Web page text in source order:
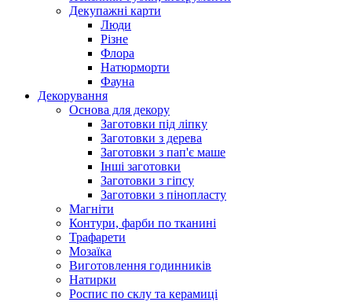
Декупажні карти
Люди
Різне
Флора
Натюрморти
Фауна
Декорування
Основа для декору
Заготовки під ліпку
Заготовки з дерева
Заготовки з пап'є маше
Інші заготовки
Заготовки з гіпсу
Заготовки з пінопласту
Магніти
Контури, фарби по тканині
Трафарети
Мозаїка
Виготовлення годинників
Натирки
Роспис по склу та керамиці